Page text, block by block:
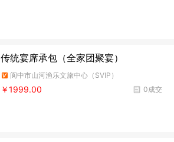
传统宴席承包（全家团聚宴）
阆中市山河渔乐文旅中心（SVIP）
0成交
￥1999.00